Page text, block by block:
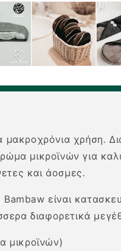
μακροχρόνια
μικροϊνών για
και άοσμες.
είναι
διαφορετικά
μικροϊνών)